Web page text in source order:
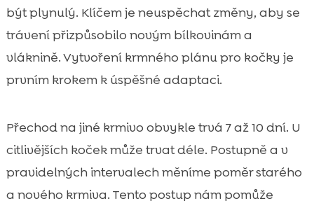
být plynulý. Klíčem je neuspěchat změny, aby se
trávení přizpůsobilo novým bílkovinám a
vláknině. Vytvoření krmného plánu pro kočky je
prvním krokem k úspěšné adaptaci.
Přechod na jiné krmivo obvykle trvá 7 až 10 dní. U
citlivějších koček může trvat déle. Postupně a v
pravidelných intervalech měníme poměr starého
a nového krmiva. Tento postup nám pomůže